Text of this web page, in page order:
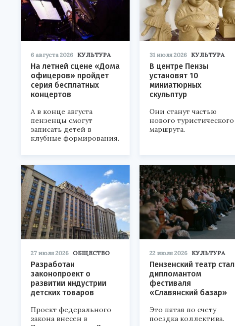
6 августа 2026 КУЛЬТУРА
На летней сцене «Дома
офицеров» пройдет
серия бесплатных
концертов
А в конце августа
пензенцы смогут
записать детей в
клубные формирования.
31 июля 2026 КУЛЬТУРА
В центре Пензы
установят 10
миниатюрных
скульптур
Они станут частью
нового туристического
маршрута.
27 июля 2026 ОБЩЕСТВО
Разработан
законопроект о
развитии индустрии
детских товаров
Проект федерального
закона внесен в
22 июля 2026 КУЛЬТУРА
Пензенский театр стал
дипломантом
фестиваля
«Славянский базар»
Это пятая по счету
поездка коллектива.